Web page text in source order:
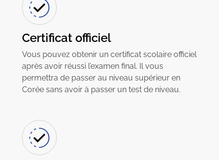
Certificat officiel
Vous pouvez obtenir un certificat scolaire officiel
après avoir réussi l’examen final. Il vous
permettra de passer au niveau supérieur en
Corée sans avoir à passer un test de niveau.